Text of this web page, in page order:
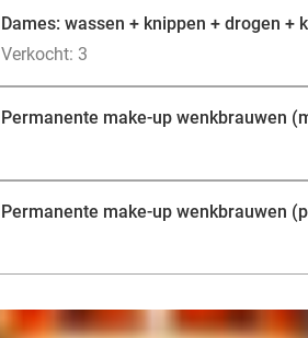
Dames: wassen + knippen + drogen +
Verkocht: 3
Permanente make-up wenkbrauwen
Permanente make-up wenkbrauwen